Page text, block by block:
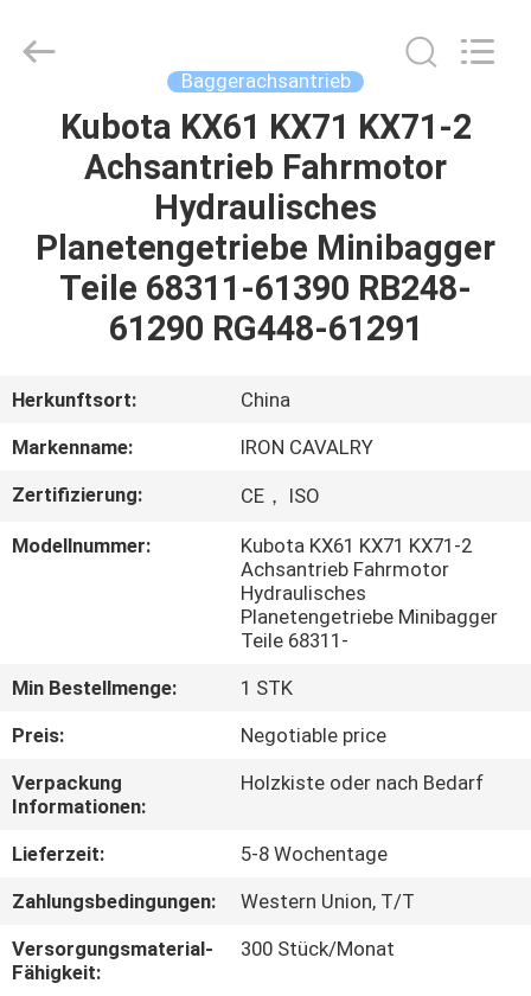
STARTSEITE
PRODUKTE
VIDEOS
SHOW
UNS
QUALITÄTSKONTROLLE
KONTAKT
NACHRICHTEN
FÄLLE
Machinery
Baggerachsantrieb
Kubota KX61 KX71 KX71-2
Achsantrieb Fahrmotor
Hydraulisches
Planetengetriebe Minibagger
Teile 68311-61390 RB248-
61290 RG448-61291
Herkunftsort:
China
Markenname:
IRON CAVALRY
Zertifizierung:
CE， ISO
Modellnummer:
Kubota KX61 KX71 KX71-2
Achsantrieb Fahrmotor
Hydraulisches
Planetengetriebe Minibagger
Teile 68311-
Min Bestellmenge:
1 STK
Preis:
Negotiable price
Verpackung
Informationen:
Holzkiste oder nach Bedarf
Lieferzeit:
5-8 Wochentage
Zahlungsbedingungen:
Western Union, T/T
Versorgungsmaterial-
Fähigkeit:
300 Stück/Monat